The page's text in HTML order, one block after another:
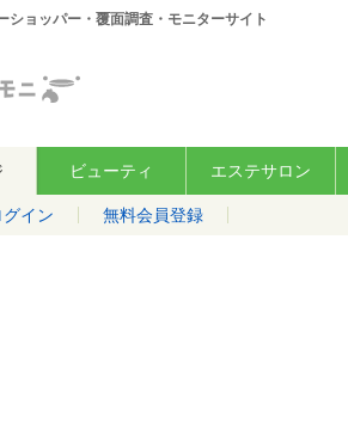
ョッパー・覆面調査・モニターサイト
ビューティ エステサロン
グイン 無料会員登録